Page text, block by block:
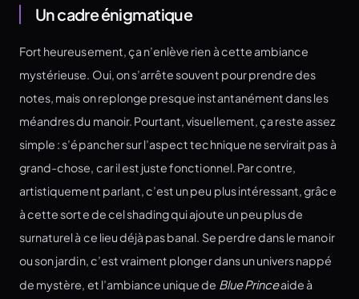
Un cadre énigmatique
Fort heureusement, ça n’enlève rien à cette ambiance
mystérieuse. Oui, on s’arrête souvent pour prendre des
notes, mais on replonge presque instantanément dans les
méandres du manoir. Pourtant, visuellement, ça reste assez
simple : s’épancher sur l’aspect technique ne servirait pas à
grand-chose, car il est juste fonctionnel. Par contre,
artistiquement parlant, c’est un peu plus intéressant, grâce
à cette sorte de cel shading qui ajoute un peu plus de
surnaturel à ce lieu déjà pas banal. Se perdre dans le manoir
ou son jardin, c’est vraiment plonger dans un univers nappé
de mystère, et l’ambiance unique de Blue Princeaide à